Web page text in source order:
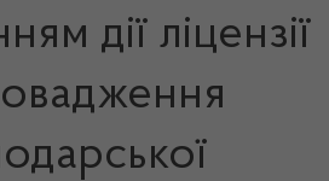
дії ліцензії